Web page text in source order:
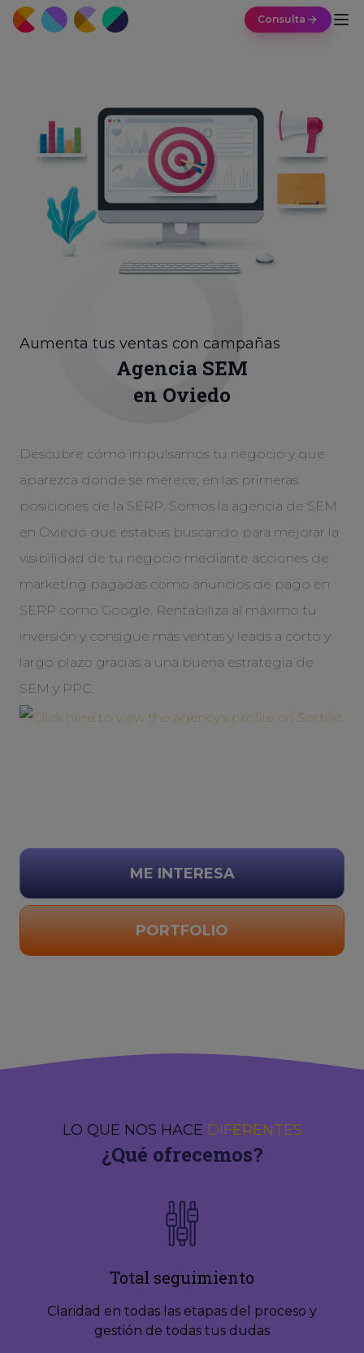
Consulta
Aumenta tus ventas con campañas
Agencia SEM
en Oviedo
Descubre cómo impulsamos tu negocio y que
aparezca donde se merece; en las primeras
posiciones de la SERP. Somos la agencia de SEM
en Oviedo que estabas buscando para mejorar la
visibilidad de tu negocio mediante acciones de
marketing pagadas como anuncios de pago en
SERP como Google. Rentabiliza al máximo tu
inversión y consigue más ventas y leads a corto y
largo plazo gracias a una buena estrategia de
SEM y PPC.
ME INTERESA
PORTFOLIO
LO QUE NOS HACE DIFERENTES
¿Qué ofrecemos?
Total seguimiento
Claridad en todas las etapas del proceso y
gestión de todas tus dudas